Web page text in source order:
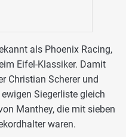
als Phoenix Racing,
Eifel-Klassiker. Damit
Christian Scherer und
Siegerliste gleich
Manthey, die mit sieben
waren.